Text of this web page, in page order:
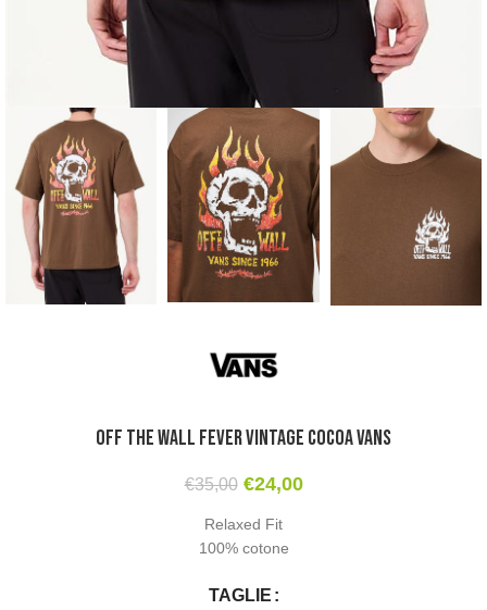
Off The Wall Fever Vintage Cocoa Vans
€35,00 €24,00
Relaxed Fit
100% cotone
TAGLIE